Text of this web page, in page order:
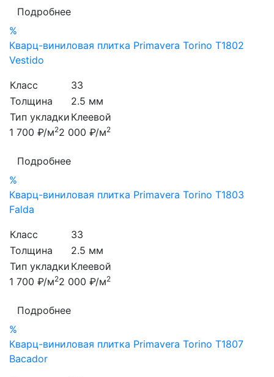
Подробнее
%
Кварц-виниловая плитка Primavera Torino T1802
Vestido
Класс
33
Толщина
2.5 мм
Тип укладки Клеевой
1 700 ₽/м22 000 ₽/м2
Подробнее
%
Кварц-виниловая плитка Primavera Torino T1803
Falda
Класс
33
Толщина
2.5 мм
Тип укладки Клеевой
1 700 ₽/м22 000 ₽/м2
Подробнее
%
Кварц-виниловая плитка Primavera Torino T1807
Bacador